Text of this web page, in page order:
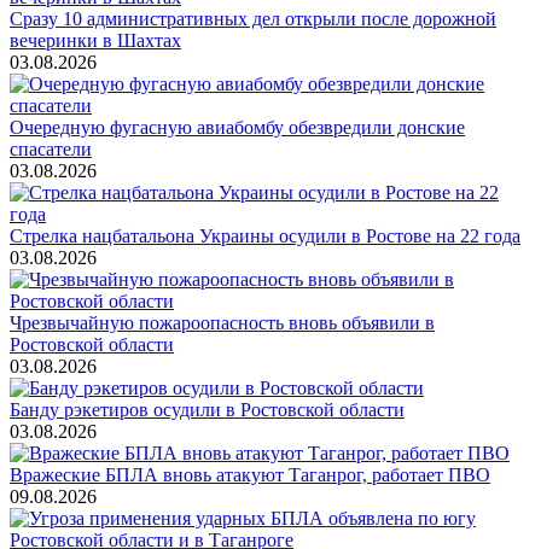
Сразу 10 административных дел открыли после дорожной
вечеринки в Шахтах
03.08.2026
Очередную фугасную авиабомбу обезвредили донские
спасатели
03.08.2026
Стрелка нацбатальона Украины осудили в Ростове на 22 года
03.08.2026
Чрезвычайную пожароопасность вновь объявили в
Ростовской области
03.08.2026
Банду рэкетиров осудили в Ростовской области
03.08.2026
Вражеские БПЛА вновь атакуют Таганрог, работает ПВО
09.08.2026